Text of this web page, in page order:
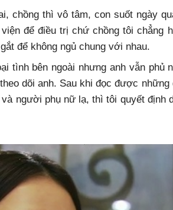
chồng thì vô tâm, con suốt ngày
để điều trị chứ chồng tôi chẳng
để không ngủ chung với nhau.
tình bên ngoài nhưng anh vẫn phủ
dõi anh. Sau khi đọc được những
người phụ nữ lạ, thì tôi quyết định